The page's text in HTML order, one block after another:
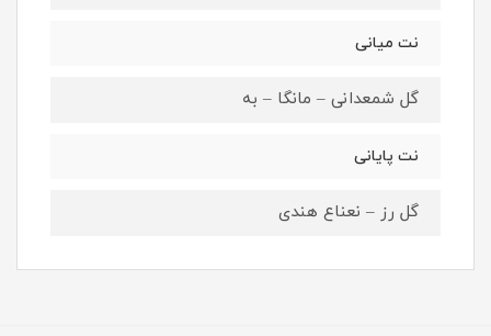
نت میانی
گل شمعدانی – مانگا – به
نت پایانی
گل رز – نعناع هندی